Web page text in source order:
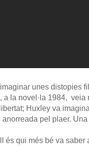
unes distopies
a la novel·la 1984,
Huxley va
anorreada pel plaer.
és qui més bé va saber